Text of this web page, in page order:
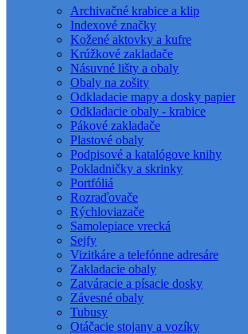
Archivačné krabice a klip
Indexové značky
Kožené aktovky a kufre
Krúžkové zakladače
Násuvné lišty a obaly
Obaly na zošity
Odkladacie mapy a dosky papier
Odkladacie obaly - krabice
Pákové zakladače
Plastové obaly
Podpisové a katalógove knihy
Pokladničky a skrinky
Portfóliá
Rozraďovače
Rýchloviazače
Samolepiace vrecká
Sejfy
Vizitkáre a telefónne adresáre
Zakladacie obaly
Zatváracie a písacie dosky
Závesné obaly
Tubusy
Otáčacie stojany a vozíky